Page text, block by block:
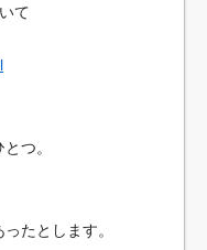
て
つ。
たとします。